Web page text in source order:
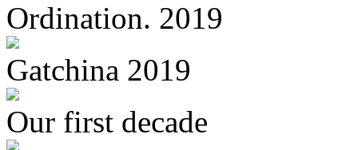
Ordination. 2019
Gatchina 2019
Our first decade